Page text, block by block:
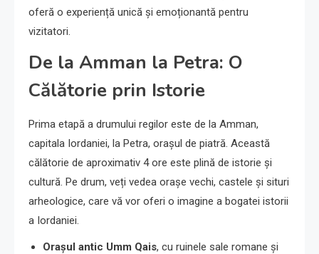
oferă o experiență unică și emoționantă pentru
vizitatori.
De la Amman la Petra: O
Călătorie prin Istorie
Prima etapă a drumului regilor este de la Amman,
capitala Iordaniei, la Petra, orașul de piatră. Această
călătorie de aproximativ 4 ore este plină de istorie și
cultură. Pe drum, veți vedea orașe vechi, castele și situri
arheologice, care vă vor oferi o imagine a bogatei istorii
a Iordaniei.
Orașul antic Umm Qais, cu ruinele sale romane și